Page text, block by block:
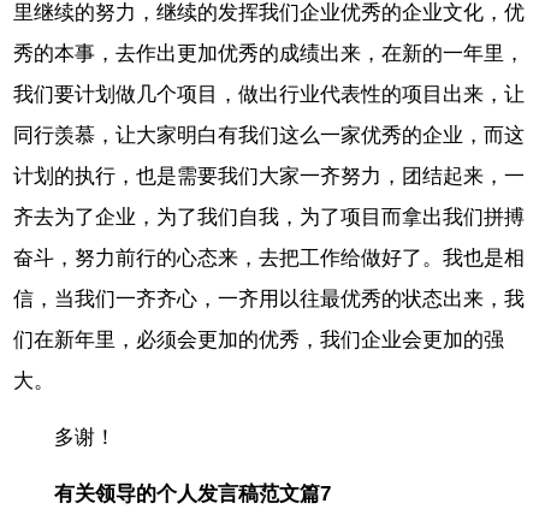
里继续的努力，继续的发挥我们企业优秀的企业文化，优
秀的本事，去作出更加优秀的成绩出来，在新的一年里，
我们要计划做几个项目，做出行业代表性的项目出来，让
同行羡慕，让大家明白有我们这么一家优秀的企业，而这
计划的执行，也是需要我们大家一齐努力，团结起来，一
齐去为了企业，为了我们自我，为了项目而拿出我们拼搏
奋斗，努力前行的心态来，去把工作给做好了。我也是相
信，当我们一齐齐心，一齐用以往最优秀的状态出来，我
们在新年里，必须会更加的优秀，我们企业会更加的强
大。
多谢！
有关领导的个人发言稿范文篇7